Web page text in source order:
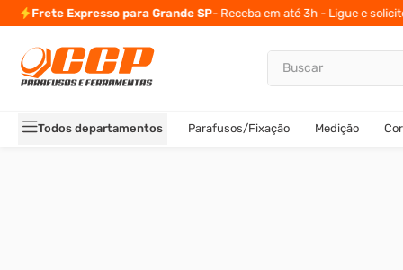
10% de descontopara pagamento via Pix ou Boleto
Buscar
Todos departamentos Parafusos/Fixação Medição
TERMOS MAIS BUSCADOS
2º
carrinho titanium